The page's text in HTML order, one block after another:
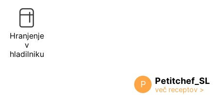
Hranjenje
v
hladilniku
P Petitchef_SL